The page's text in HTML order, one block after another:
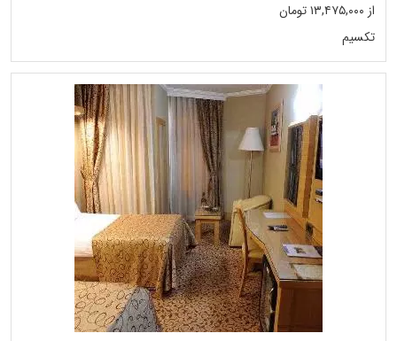
از ۱۳,۴۷۵,۰۰۰ تومان
تکسیم